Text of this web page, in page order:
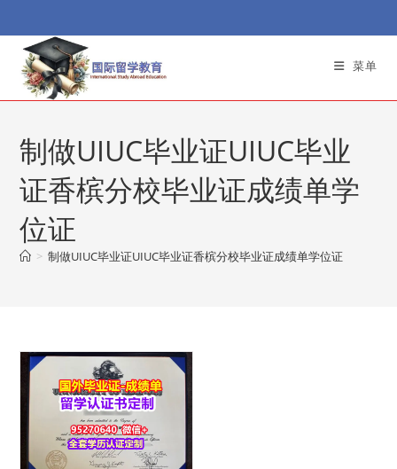
to
content
菜单
制做UIUC毕业证UIUC毕业
证香槟分校毕业证成绩单学
位证
> 制做UIUC毕业证UIUC毕业证香槟分校毕业证成绩单学位证